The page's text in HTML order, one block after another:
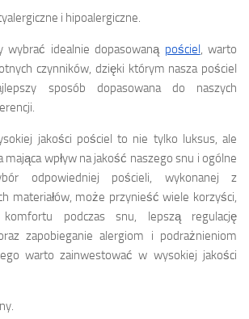
i hipoalergiczne.
wybrać idealnie dopasowaną pościel, warto
czynników, dzięki którym nasza pościel
sposób dopasowana do naszych
jakości pościel to nie tylko luksus, ale
wpływ na jakość naszego snu i ogólne
odpowiedniej pościeli, wykonanej z
materiałów, może przynieść wiele korzyści,
podczas snu, lepszą regulację
zapobieganie alergiom i podrażnieniom
warto zainwestować w wysokiej jakości